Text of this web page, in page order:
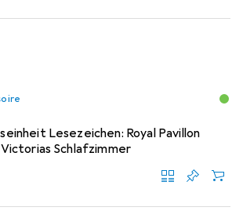
Lesezeichen: Royal Pavillon
Schlafzimmer